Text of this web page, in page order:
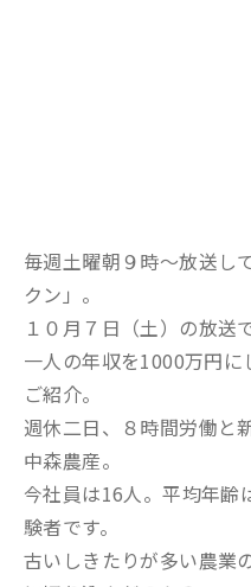
毎週土曜朝９時～放送し
クン」。
１０月７日（土）の放送
一人の年収を1000万円
ご紹介。
週休二日、８時間労働と
中森農産。
今社員は16人。平均年齢
験者です。
古いしきたりが多い農業